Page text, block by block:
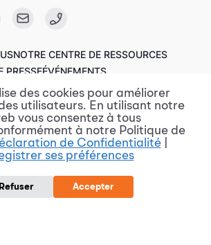
NOTRE CENTRE DE RESSOURCES
PRESSEÉVÉNEMENTS
Copyright © 2023 FPT Software.
Politique de confidentialité
Politique de protection des données
violation
Procurement @ FPT Software
des cookies pour améliorer
des utilisateurs. En utilisant notre
vous consentez à tous
à notre Politique de
de Confidentialité|
ses préférences
Refuser Accepter